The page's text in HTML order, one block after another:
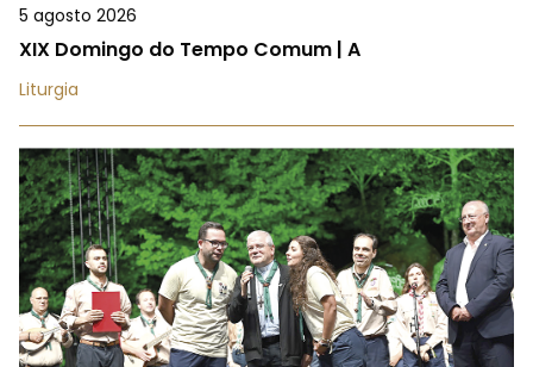
5 agosto 2026
XIX Domingo do Tempo Comum | A
Liturgia